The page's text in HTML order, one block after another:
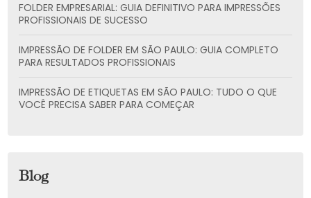
FOLDER EMPRESARIAL: GUIA DEFINITIVO PARA IMPRESSÕES
PROFISSIONAIS DE SUCESSO
IMPRESSÃO DE FOLDER EM SÃO PAULO: GUIA COMPLETO
PARA RESULTADOS PROFISSIONAIS
IMPRESSÃO DE ETIQUETAS EM SÃO PAULO: TUDO O QUE
VOCÊ PRECISA SABER PARA COMEÇAR
Blog